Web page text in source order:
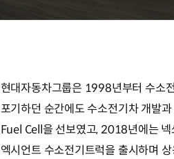
현대자동차그룹은 1998년부터 수소
포기하던 순간에도 수소전기차 개발
Fuel Cell을 선보였고, 2018년에는
엑시언트 수소전기트럭을 출시하며